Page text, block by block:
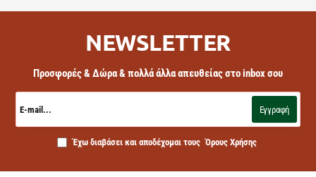
NEWSLETTER
Προσφορές & Δώρα & πολλά άλλα απευθείας στο inbox σου
mail...
Εγγραφή
Έχω διαβάσει και αποδέχομαι τους Όρους Χρήσης